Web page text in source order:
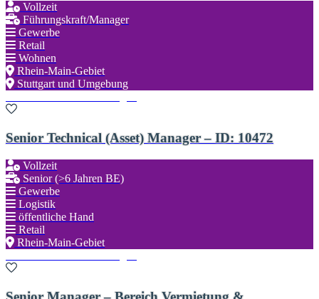
Vollzeit
Führungskraft/Manager
Gewerbe
Retail
Wohnen
Rhein-Main-Gebiet
Stuttgart und Umgebung
Senior Technical (Asset) Manager – ID: 10472
Vollzeit
Senior (>6 Jahren BE)
Gewerbe
Logistik
öffentliche Hand
Retail
Rhein-Main-Gebiet